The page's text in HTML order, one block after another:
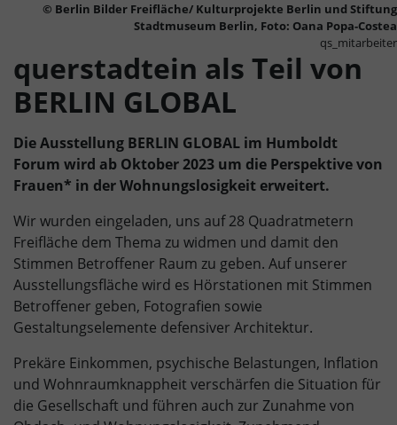
© Berlin Bilder Freifläche/ Kulturprojekte Berlin und Stiftung
Stadtmuseum Berlin, Foto: Oana Popa-Costea
qs_mitarbeiter
querstadtein als Teil von
BERLIN GLOBAL
Die Ausstellung BERLIN GLOBAL im Humboldt
Forum wird ab Oktober 2023 um die Perspektive von
Frauen* in der Wohnungslosigkeit erweitert.
Wir wurden eingeladen, uns auf 28 Quadratmetern
Freifläche dem Thema zu widmen und damit den
Stimmen Betroffener Raum zu geben. Auf unserer
Ausstellungsfläche wird es Hörstationen mit Stimmen
Betroffener geben, Fotografien sowie
Gestaltungselemente defensiver Architektur.
Prekäre Einkommen, psychische Belastungen, Inflation
und Wohnraumknappheit verschärfen die Situation für
die Gesellschaft und führen auch zur Zunahme von